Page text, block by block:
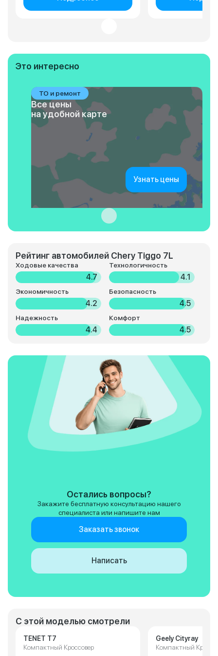
Это интересно
ТО и ремонт
Все цены
на удобной карте
Узнать цены
Рейтинг автомобилей Chery Tiggo 7L
Ходовые качества
4.7
Технологичность
4.1
Экономичность
4.2
Безопасность
4.5
Надежность
4.4
Комфорт
4.5
С этой моделью смотрели
TENET T7
Компактный Кроссовер
Geely Cityray
Компактный
Остались вопросы?
Закажите бесплатную консультацию нашего
специалиста или напишите нам
Заказать звонок
Написать